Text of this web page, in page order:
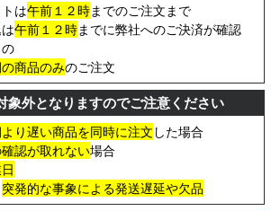
は午前１２時までのご注文まで
午前１２時までに弊社へのご決済が確認
商品のみのご注文
象外となりますのでご注意ください
り遅い商品を同時に注文 した場合
認が取れない場合
突発的な事象による発送遅延や欠品